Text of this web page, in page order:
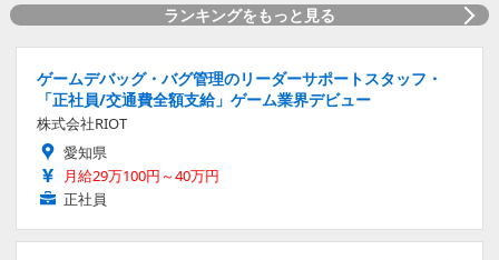
ランキングをもっと見る
ゲームデバッグ・バグ管理のリーダーサポートスタッフ・
「正社員/交通費全額支給」ゲーム業界デビュー
株式会社RIOT
愛知県
月給29万100円～40万円
正社員